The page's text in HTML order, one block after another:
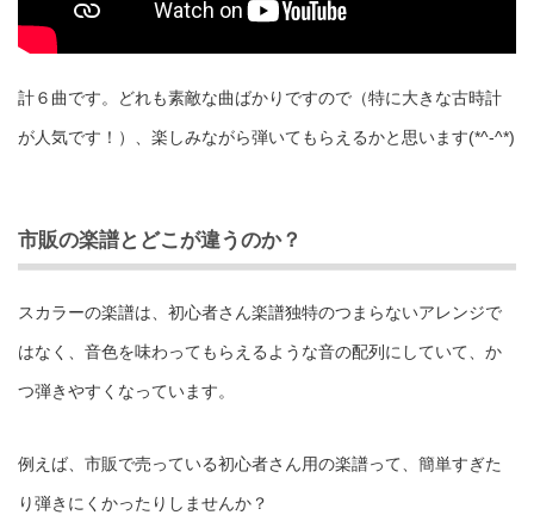
計６曲です。どれも素敵な曲ばかりですので（特に大きな古時計
が人気です！）、楽しみながら弾いてもらえるかと思います(*^-^*)
市販の楽譜とどこが違うのか？
スカラーの楽譜は、初心者さん楽譜独特のつまらないアレンジで
はなく、音色を味わってもらえるような音の配列にしていて、か
つ弾きやすくなっています。
例えば、市販で売っている初心者さん用の楽譜って、簡単すぎた
り弾きにくかったりしませんか？